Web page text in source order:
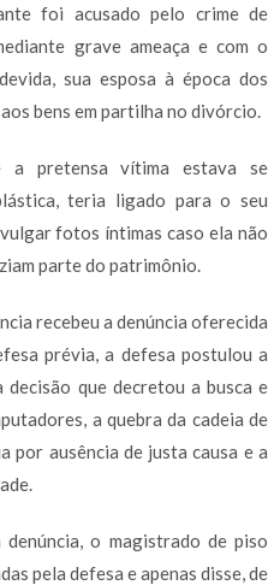
foi acusado pelo crime de
grave ameaça e com o
sua esposa à época dos
bens em partilha no divórcio.
pretensa vítima estava se
teria ligado para o seu
fotos íntimas caso ela não
parte do patrimônio.
recebeu a denúncia oferecida
prévia, a defesa postulou a
decisão que decretou a busca e
a quebra da cadeia de
por ausência de justa causa e a
o magistrado de piso
pela defesa e apenas disse, de